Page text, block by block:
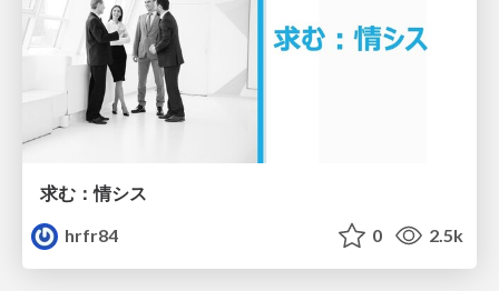
求む：情シス
hrfr84
0 2.5k